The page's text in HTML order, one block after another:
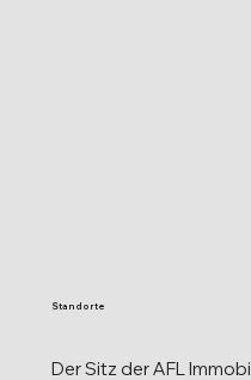
Standorte
Der Sitz der AFL